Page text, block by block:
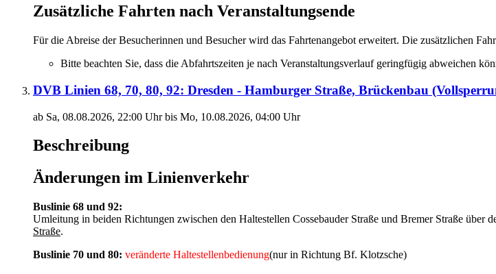
Zusätzliche Fahrten nach Veranstaltungsende
Für die Abreise der Besucherinnen und Besucher wird das Fahrtenangebot erweitert. Die zusätzlichen
Bitte beachten Sie, dass die Abfahrtszeiten je nach Veranstaltungsverlauf geringfügig abweichen
DVB Linien 68, 70, 80, 92: Dresden - Hamburger Straße, Brückenbau
ab Sa, 08.08.2026, 22:00 Uhr bis Mo, 10.08.2026, 04:00 Uhr
Beschreibung
Änderungen im Linienverkehr
Buslinie 68 und 92:
Umleitung in beiden Richtungen zwischen den Haltestellen Cossebauder Straße und Bremer Straße über
Straße.
Buslinie 70 und 80: veränderte Haltestellenbedienung(nur in Richtung Bf. Klotzsche)